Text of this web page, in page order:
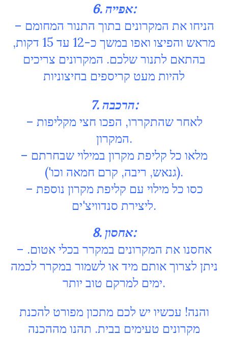
6. אפייה:
– הניחו את המקרונים בתוך התנור המחומם
מראש והפיצו ואפו במשך כ-12 עד 15 דקות,
בהתאם לתנור שלכם. המקרונים צריכים
להיות מעט קריספים בחיצוניות
7. הרכבה:
– לאחר שהתקררו, הפכו חצי מקליפות
המקרון.
– מלאו כל קליפת מקרון במילוי שבחרתם
(גנאש, ריבה, קרם חמאה וכו').
– כסו כל מילוי עם קליפת מקרון נוספת
ליצירת סנדוויצ'ים.
8. אחסון:
– אחסנו את המקרונים במקרר בכלי אטום.
ניתן לצרוך אותם מיד או לשמור במקרר לכמה
ימים למרקם טוב יותר.
והנה! עכשיו יש לכם מתכון מפורט להכנת
מקרונים טעימים בבית. תהנו מההכנה